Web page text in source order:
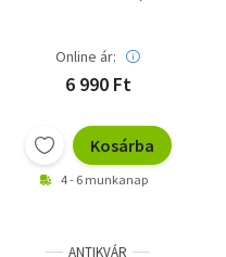
Sárgabarackok a
níluson, Epepe, Két
asszony, Egek. mitévő
labirintus, Vasárnap
délután A Grande
Jatte-szigeten, - Saját
John Fowles
Online ár:
6 990 Ft
Kosárba
4 - 6 munkanap
ANTIKVÁR